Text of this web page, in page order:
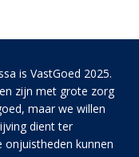
is VastGoed 2025.
zijn met grote zorg
maar we willen
dient ter
onjuistheden kunnen